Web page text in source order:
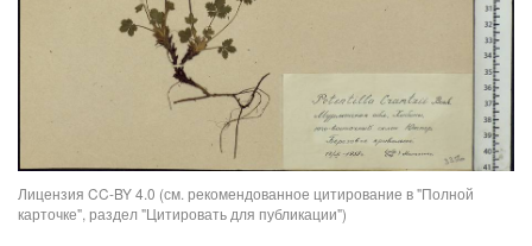
Лицензия CC-BY 4.0 (см. рекомендованное цитирование в "Полной
карточке", раздел "Цитировать для публикации")